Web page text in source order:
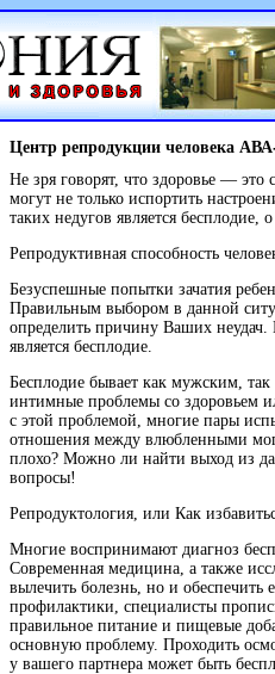
Центр репродукции человека
Не зря говорят, что здоровье — это
могут не только испортить
таких недугов является бесплодие,
Репродуктивная способность
Безуспешные попытки зачатия
Правильным выбором в данной
определить причину Ваших неудач.
является бесплодие.
Бесплодие бывает как мужским,
интимные проблемы со здоровьем
с этой проблемой, многие пары
отношения между влюбленными
плохо? Можно ли найти выход из
вопросы!
Репродуктология, или Как
Многие воспринимают диагноз
Современная медицина, а также
вылечить болезнь, но и обеспечить
профилактики, специалисты
правильное питание и пищевые
основную проблему. Проходить
у вашего партнера может быть